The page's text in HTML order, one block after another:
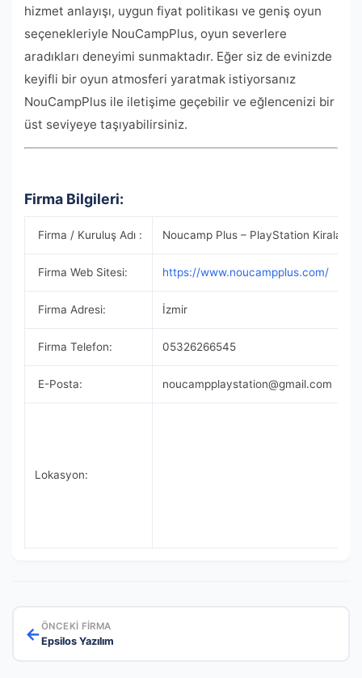
hizmet anlayışı, uygun fiyat politikası ve geniş oyun
seçenekleriyle NouCampPlus, oyun severlere
aradıkları deneyimi sunmaktadır. Eğer siz de evinizde
keyifli bir oyun atmosferi yaratmak istiyorsanız
NouCampPlus ile iletişime geçebilir ve eğlencenizi bir
üst seviyeye taşıyabilirsiniz.
Firma Bilgileri:
Firma / Kuruluş Adı : Noucamp Plus – PlayStation Kiralama
Firma Web Sitesi: https://www.noucampplus.com/
Firma Adresi: İzmir
Firma Telefon: 05326266545
E-Posta: noucampplaystation@gmail.com
Lokasyon:
←ÖNCEKI FIRMA
Epsilos Yazılım